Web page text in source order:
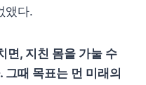
앴다.
면, 지친 몸을 가눌 수
때 목표는 먼 미래의